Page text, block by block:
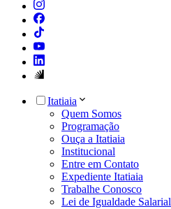
Itatiaia
Quem Somos
Programação
Ouça a Itatiaia
Institucional
Entre em Contato
Expediente Itatiaia
Trabalhe Conosco
Lei de Igualdade Salarial